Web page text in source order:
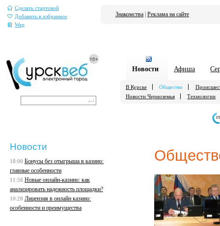
Сделать стартовой
Добавить в избранное
Wap
Знакомства Реклама на сайте
Новости Афиша
В Курске Общество
Новости Черноземья
Технологии
Новости
18:00 Бонусы без отыгрыша в казино:
главные особенности
11:56 Новые онлайн-казино: как
анализировать надежность площадки?
10:28 Лицензия в онлайн казино:
особенности и преимущества